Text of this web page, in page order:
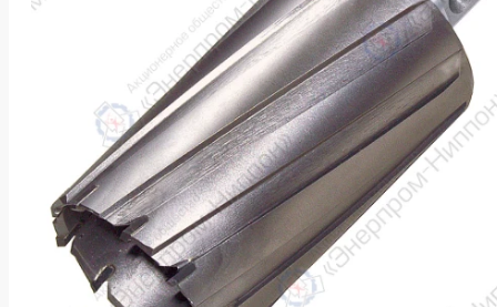
ksldkfjsdlfkjsls;ldfkgjsdl;kfkфыва
k
ksldkfjsdlfkjsls;ldfkgjsdl;kfkфыва
k
ksldkfjsdlfkjsls;ldfkgjsdl;kfkфыва
k
ksldkfjsdlfkjsls;ldfkgjsdl;kfkфыва
k
ksldkfjsdlfkjsls;ldfkgjsdl;kfkфыва